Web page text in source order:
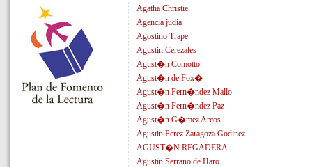
Agatha Christie
Agencia judia
Agostino Trape
Agustin Cerezales
Agust�n Comotto
Agust�n de Fox�
Agust�n Fern�ndez Mallo
Agust�n Fern�ndez Paz
Agust�n G�mez Arcos
Agustin Perez Zaragoza Godinez
AGUST�N REGADERA
Agustin Serrano de Haro